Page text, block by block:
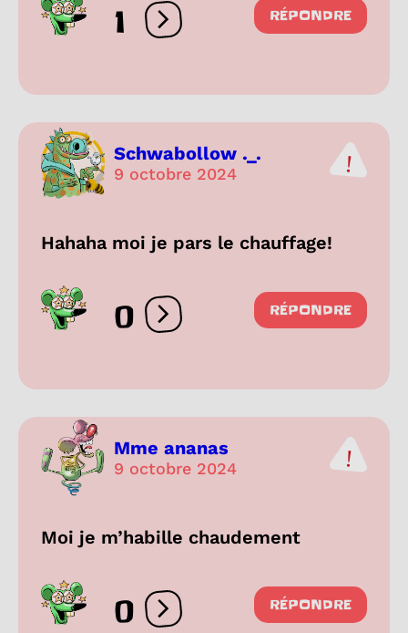
1 Ouvrir les réactions
RÉPONDRE
Schwabollow ._.
9 octobre 2024
Hahaha moi je pars le chauffage!
0 Ouvrir les réactions
RÉPONDRE
Mme ananas
9 octobre 2024
Moi je m’habille chaudement
0 Ouvrir les réactions
RÉPONDRE